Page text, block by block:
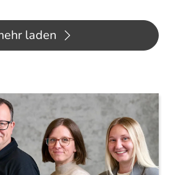
laden